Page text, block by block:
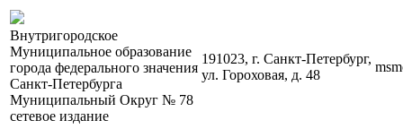
Внутригородское
Муниципальное образование
города федерального значения
Санкт-Петербурга
Муниципальный Округ № 78
сетевое издание
191023, г. Санкт-Петербург,
ул. Гороховая, д. 48